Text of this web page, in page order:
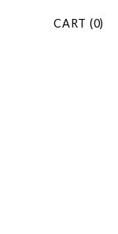
CART (0)